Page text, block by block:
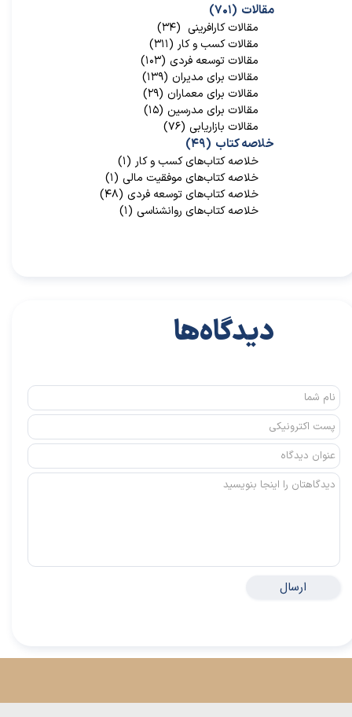
مقالات (۷۰۱)
مقالات کارافرینی (۳۴)
مقالات کسب و کار (۳۱۱)
مقالات توسعه فردی (۱۰۳)
مقالات برای مدیران (۱۳۹)
مقالات برای معماران (۲۹)
مقالات برای مدرسین (۱۵)
مقالات بازاریابی (۷۶)
خلاصه کتاب (۴۹)
خلاصه کتاب‌‌های کسب و کار (۱)
خلاصه کتاب‌‌های موفقیت مالی (۱)
خلاصه کتاب‌های توسعه فردی (۴۸)
خلاصه کتاب‌های روانشناسی (۱)
ارسال
دیدگاه‌ها